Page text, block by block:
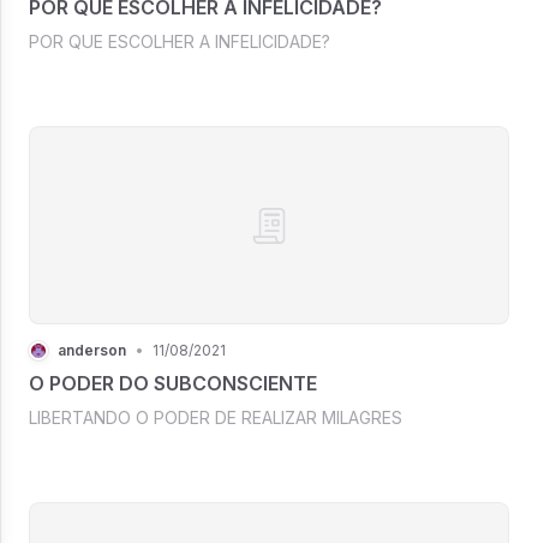
POR QUE ESCOLHER A INFELICIDADE?
POR QUE ESCOLHER A INFELICIDADE?
anderson • 11/08/2021
O PODER DO SUBCONSCIENTE
LIBERTANDO O PODER DE REALIZAR MILAGRES